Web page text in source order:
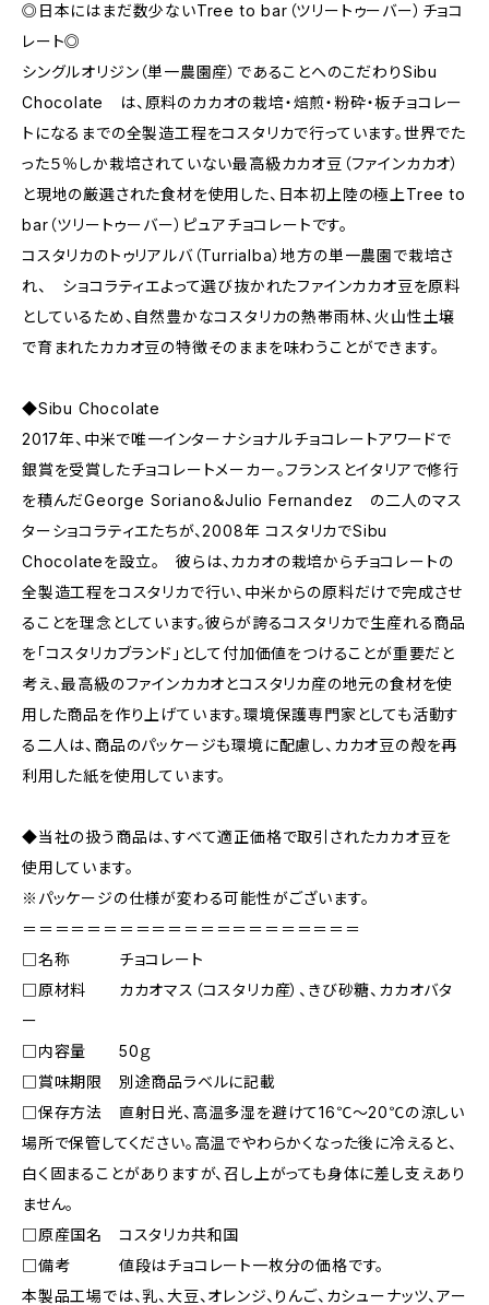
◎日本にはまだ数少ないTree to bar（ツリートゥーバー）チョコ
レート◎
シングルオリジン（単一農園産）であることへのこだわりSibu
Chocolate は、原料のカカオの栽培・焙煎・粉砕・板チョコレー
トになるまでの全製造工程をコスタリカで行っています。世界でた
った５％しか栽培されていない最高級カカオ豆（ファインカカオ）
と現地の厳選された食材を使用した、日本初上陸の極上Tree to
bar（ツリートゥーバー）ピュアチョコレートです。
コスタリカのトゥリアルバ（Turrialba）地方の単一農園で栽培さ
れ、 ショコラティエよって選び抜かれたファインカカオ豆を原料
としているため、自然豊かなコスタリカの熱帯雨林、火山性土壌
で育まれたカカオ豆の特徴そのままを味わうことができます。
◆Sibu Chocolate
2017年、中米で唯一インターナショナルチョコレートアワードで
銀賞を受賞したチョコレートメーカー。フランスとイタリアで修行
を積んだGeorge Soriano＆Julio Fernandez の二人のマス
ターショコラティエたちが、2008年 コスタリカでSibu
Chocolateを設立。 彼らは、カカオの栽培からチョコレートの
全製造工程をコスタリカで行い、中米からの原料だけで完成させ
ることを理念としています。彼らが誇るコスタリカで生産れる商品
を「コスタリカブランド」として付加価値をつけることが重要だと
考え、最高級のファインカカオとコスタリカ産の地元の食材を使
用した商品を作り上げています。環境保護専門家としても活動す
る二人は、商品のパッケージも環境に配慮し、カカオ豆の殻を再
利用した紙を使用しています。
◆当社の扱う商品は、すべて適正価格で取引されたカカオ豆を
使用しています。
※パッケージの仕様が変わる可能性がございます。
＝＝＝＝＝＝＝＝＝＝＝＝＝＝＝＝＝＝＝＝＝
□名称 チョコレート
□原材料 カカオマス（コスタリカ産）、きび砂糖、カカオバタ
ー
□内容量 50ｇ
□賞味期限 別途商品ラベルに記載
□保存方法 直射日光、高温多湿を避けて16℃～20℃の涼しい
場所で保管してください。高温でやわらかくなった後に冷えると、
白く固まることがありますが、召し上がっても身体に差し支えあり
ません。
□原産国名 コスタリカ共和国
□備考 値段はチョコレート一枚分の価格です。
本製品工場では、乳、大豆、オレンジ、りんご、カシューナッツ、アー